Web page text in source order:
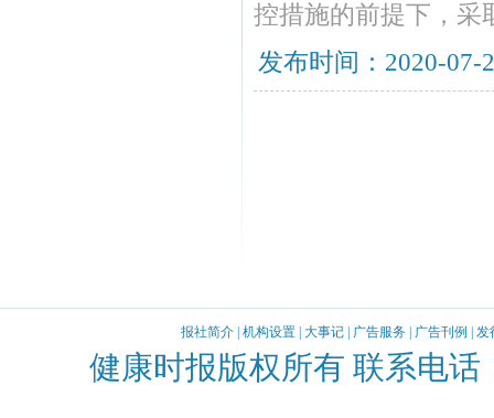
控措施的前提下，采
发布时间：2020-
报社简介 机构设置 大事记 广告服务 广告刊例 发
健康时报版权所有 联系电话